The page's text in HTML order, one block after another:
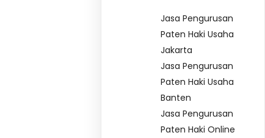
Jasa Pengurusan
Paten Haki Usaha
Jakarta
Jasa Pengurusan
Paten Haki Usaha
Banten
Jasa Pengurusan
Paten Haki Online